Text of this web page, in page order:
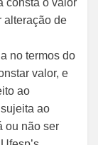
consta o valor
alteração de
no termos do
valor, e
ao
ao
ou não ser